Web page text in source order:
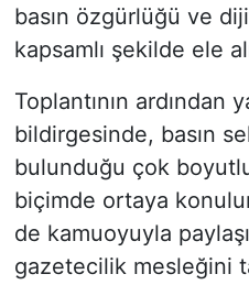
basın özgürlüğü ve
kapsamlı şekilde ele
Toplantının ardından
bildirgesinde, basın
bulunduğu çok
biçimde ortaya
de kamuoyuyla
gazetecilik mesleğini